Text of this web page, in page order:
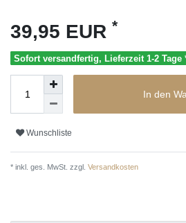
39,95 EUR *
Sofort versandfertig, Lieferzeit 1-2 Tage
In den
Wunschliste
* inkl. ges. MwSt. zzgl. Versandkosten